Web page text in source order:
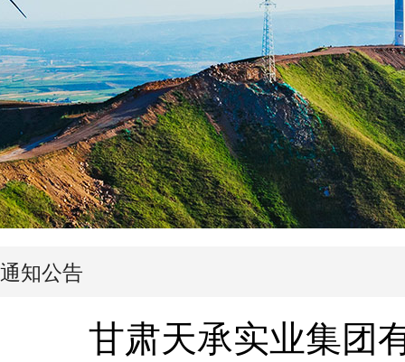
通知公告
甘肃天承实业集团